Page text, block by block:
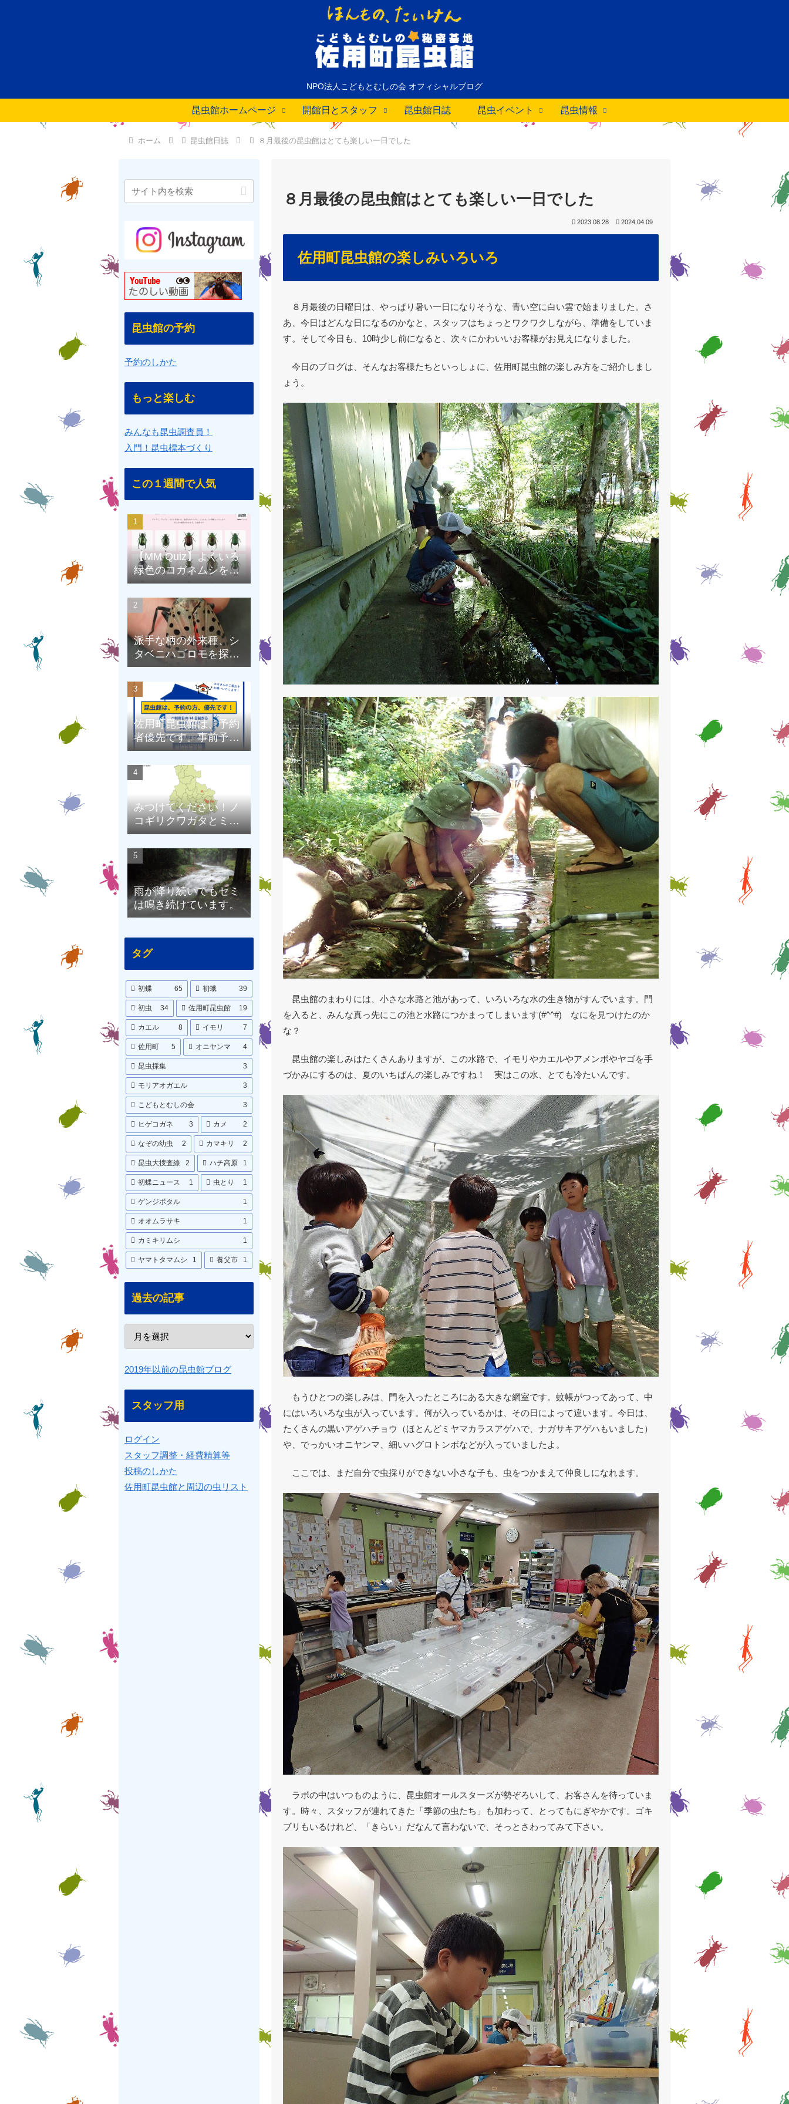
NPO法人こどもとむしの会 オフィシャルブログ
昆虫館ホームページ 開館日とスタッフ 昆虫館日誌 昆虫イベント 昆虫情報
ホーム 昆虫館日誌 ８月最後の昆虫館はとても楽しい一日でした
８月最後の昆虫館はとても楽しい一日でした
2023.08.28 2024.04.09
佐用町昆虫館の楽しみいろいろ
８月最後の日曜日は、やっぱり暑い一日になりそうな、青い空に白い雲で始まりました。さ
あ、今日はどんな日になるのかなと、スタッフはちょっとワクワクしながら、準備をしていま
す。そして今日も、10時少し前になると、次々にかわいいお客様がお見えになりました。
今日のブログは、そんなお客様たちといっしょに、佐用町昆虫館の楽しみ方をご紹介しまし
ょう。
昆虫館のまわりには、小さな水路と池があって、いろいろな水の生き物がすんでいます。門
を入ると、みんな真っ先にこの池と水路につかまってしまいます(#^^#) なにを見つけたのか
な？
昆虫館の楽しみはたくさんありますが、この水路で、イモリやカエルやアメンボやヤゴを手
づかみにするのは、夏のいちばんの楽しみですね！ 実はこの水、とても冷たいんです。
もうひとつの楽しみは、門を入ったところにある大きな網室です。蚊帳がつってあって、中
にはいろいろな虫が入っています。何が入っているかは、その日によって違います。今日は、
たくさんの黒いアゲハチョウ（ほとんどミヤマカラスアゲハで、ナガサキアゲハもいました）
や、でっかいオニヤンマ、細いハグロトンボなどが入っていましたよ。
ここでは、まだ自分で虫採りができない小さな子も、虫をつかまえて仲良しになれます。
ラボの中はいつものように、昆虫館オールスターズが勢ぞろいして、お客さんを待っていま
す。時々、スタッフが連れてきた「季節の虫たち」も加わって、とってもにぎやかです。ゴキ
ブリもいるけれど、「きらい」だなんて言わないで、そっとさわってみて下さい。
昆虫館の予約
予約のしかた
もっと楽しむ
みんなも昆虫調査員！
入門！昆虫標本づくり
この１週間で人気
【MM Quiz】よくいる
緑色のコガネムシを、
克服しよう！
派手な柄の外来種、シ
タベニハゴロモを探そ
う
佐用町昆虫館は、予約
者優先です。事前予約
にご協力をお願いしま
す。
みつけてください！ノ
コギリクワガタとミヤ
マクワガタ（兵庫県限
定）
雨が降り続いてもセミ
は鳴き続けています。
タグ
初蝶 65 初蛾 39
初虫 34 佐用町昆虫館 19
カエル 8 イモリ 7
佐用町 5 オニヤンマ 4
昆虫採集 3
モリアオガエル 3
こどもとむしの会 3
ヒゲコガネ 3 カメ 2
なぞの幼虫 2 カマキリ 2
昆虫大捜査線 2 ハチ高原 1
初蝶ニュース 1 虫とり 1
ゲンジボタル 1
オオムラサキ 1
カミキリムシ 1
ヤマトタマムシ 1 養父市 1
過去の記事
2019年以前の昆虫館ブログ
スタッフ用
ログイン
スタッフ調整・経費精算等
投稿のしかた
佐用町昆虫館と周辺の虫リスト